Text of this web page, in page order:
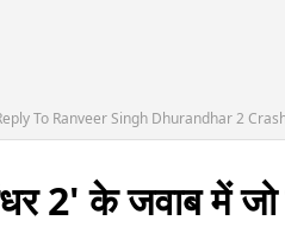
To Ranveer Singh Dhurandhar 2
2' के जवाब में